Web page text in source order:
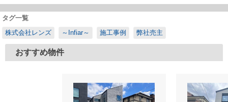
タグ一覧
株式会社レンズ
～Infiar～ 施工事例 弊社売主
おすすめ物件